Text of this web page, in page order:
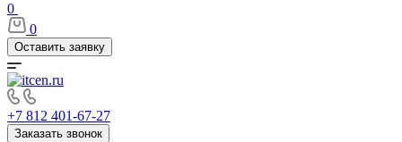
0
0
Оставить заявку
+7 812 401-67-27
Заказать звонок